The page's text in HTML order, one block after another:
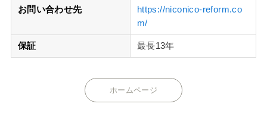
お問い合わせ先
https://niconico-reform.co
m/
保証 最長13年
ホームページ